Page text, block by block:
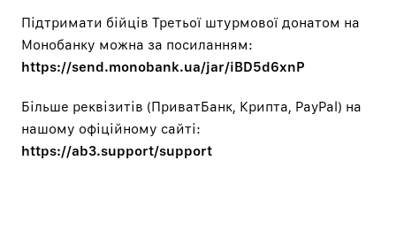
Підтримати бійців Третьої штурмової донатом на
Монобанку можна за посиланням:
https://send.monobank.ua/jar/iBD5d6xnP
Більше реквізитів (ПриватБанк, Крипта, PayPal) на
нашому офіційному сайті:
https://ab3.support/support